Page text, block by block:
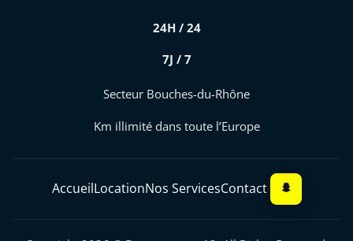
24H / 24
7J / 7
Secteur Bouches-du-Rhône
Km illimité dans toute l’Europe
AccueilLocationNos ServicesContact